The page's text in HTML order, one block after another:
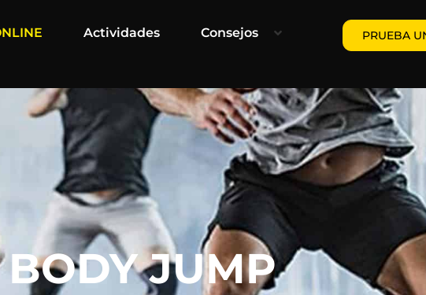
Actividades
Consejos
PRUEBA
BODY JUMP